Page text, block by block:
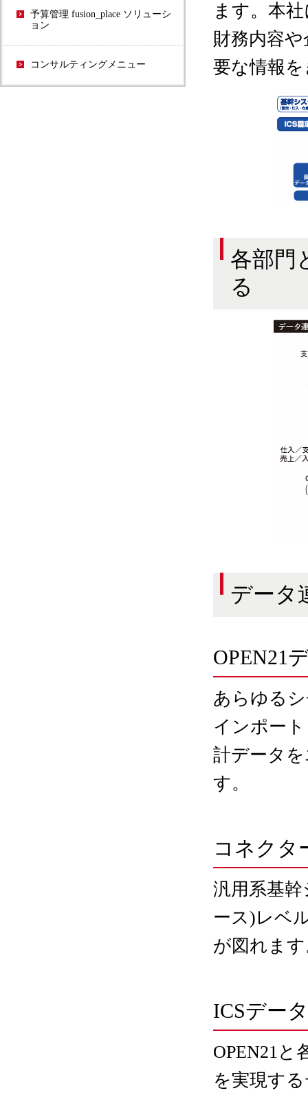
予算管理 fusion_place ソリューシ
ョン
コンサルティングメニュー
ます。本
財務内容
要な情報
各部門
る
データ
OPEN21
あらゆる
インポー
計データ
す。
コネクタ
汎用系基
ース)レベ
が図れま
ICSデー
OPEN21
を実現す